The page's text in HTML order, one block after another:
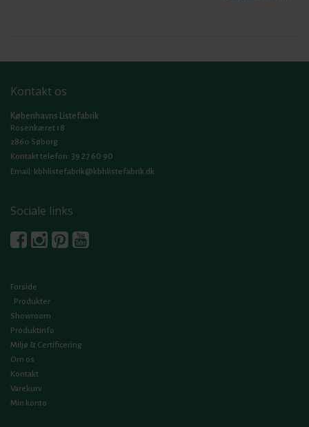
Kontakt os
Københavns Listefabrik
Rosenkæret 18
2860 Søborg
Kontakt telefon: 39 27 60 90
Email: kbhlistefabrik@kbhlistefabrik.dk
Sociale links
Forside
Produkter
Showroom
Produktinfo
Miljø & Certificering
Om os
Kontakt
Varekurv
Min konto